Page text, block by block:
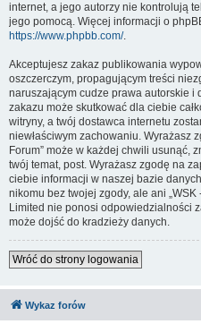
internet, a jego autorzy nie kontrolują
jego pomocą. Więcej informacji o
https://www.phpbb.com/.
Akceptujesz zakaz publikowania
oszczerczym, propagującym treści
naruszającym cudze prawa autorskie i
zakazu może skutkować dla ciebie
witryny, a twój dostawca internetu
niewłaściwym zachowaniu. Wyrażasz
Forum” może w każdej chwili usunąć,
twój temat, post. Wyrażasz zgodę na
ciebie informacji w naszej bazie
nikomu bez twojej zgody, ale ani
Limited nie ponosi odpowiedzialności
może dojść do kradzieży danych.
Wróć do strony logowania
Wykaz forów